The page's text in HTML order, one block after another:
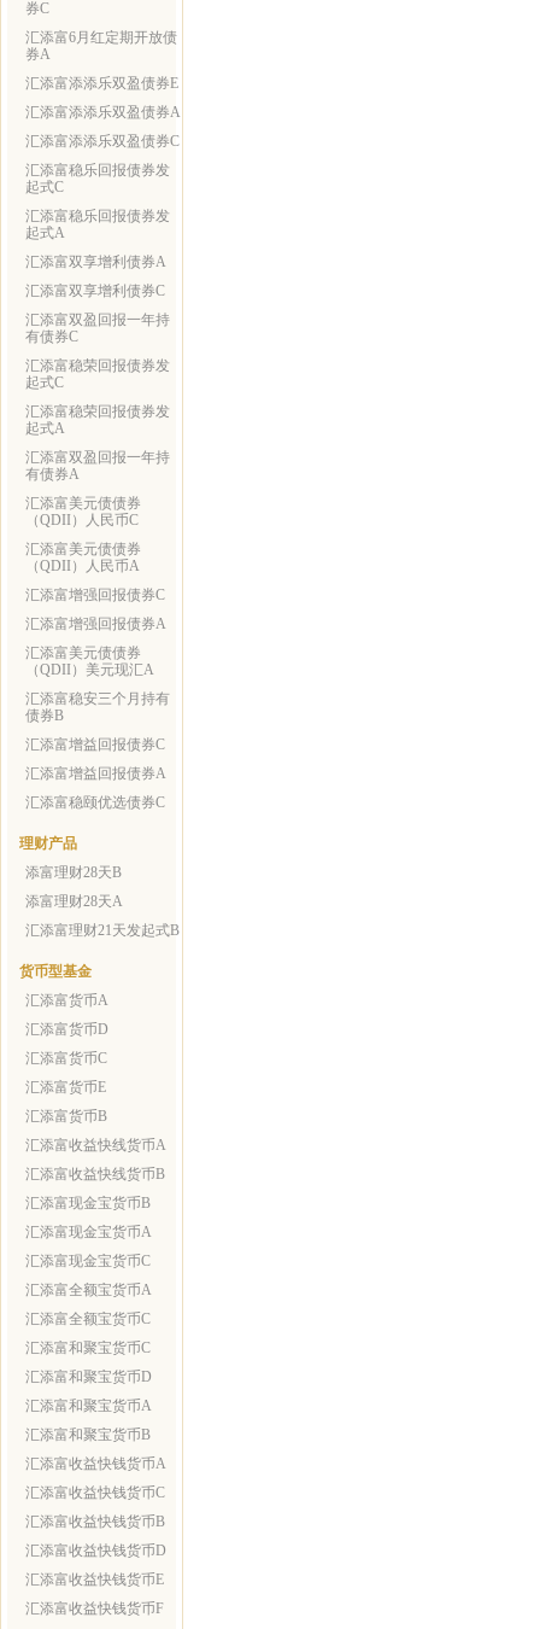
券C
汇添富6月红定期开放债
券A
汇添富添添乐双盈债券E
汇添富添添乐双盈债券A
汇添富添添乐双盈债券C
汇添富稳乐回报债券发
起式C
汇添富稳乐回报债券发
起式A
汇添富双享增利债券A
汇添富双享增利债券C
汇添富双盈回报一年持
有债券C
汇添富稳荣回报债券发
起式C
汇添富稳荣回报债券发
起式A
汇添富双盈回报一年持
有债券A
汇添富美元债债券
（QDII）人民币C
汇添富美元债债券
（QDII）人民币A
汇添富增强回报债券C
汇添富增强回报债券A
汇添富美元债债券
（QDII）美元现汇A
汇添富稳安三个月持有
债券B
汇添富增益回报债券C
汇添富增益回报债券A
汇添富稳颐优选债券C
理财产品
添富理财28天B
添富理财28天A
汇添富理财21天发起式B
货币型基金
汇添富货币A
汇添富货币D
汇添富货币C
汇添富货币E
汇添富货币B
汇添富收益快线货币A
汇添富收益快线货币B
汇添富现金宝货币B
汇添富现金宝货币A
汇添富现金宝货币C
汇添富全额宝货币A
汇添富全额宝货币C
汇添富和聚宝货币C
汇添富和聚宝货币D
汇添富和聚宝货币A
汇添富和聚宝货币B
汇添富收益快钱货币A
汇添富收益快钱货币C
汇添富收益快钱货币B
汇添富收益快钱货币D
汇添富收益快钱货币E
汇添富收益快钱货币F